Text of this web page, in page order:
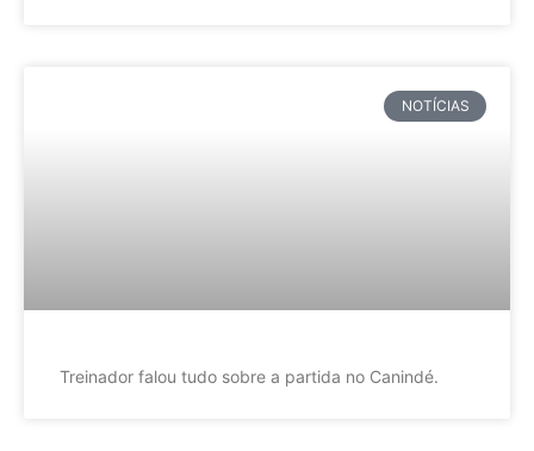
NOTÍCIAS
Treinador falou tudo sobre a partida no Canindé.